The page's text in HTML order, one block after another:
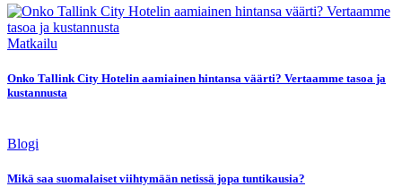
Matkailu
Onko Tallink City Hotelin aamiainen hintansa väärti? Vertaamme tasoa ja
kustannusta
Blogi
Mikä saa suomalaiset viihtymään netissä jopa tuntikausia?